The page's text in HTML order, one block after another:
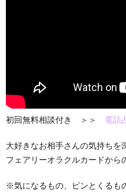
初回無料相談付き ＞＞ 電話
大好きなお相手さんの気持ちを
フェアリーオラクルカードから
※気になるもの、ピンとくるも